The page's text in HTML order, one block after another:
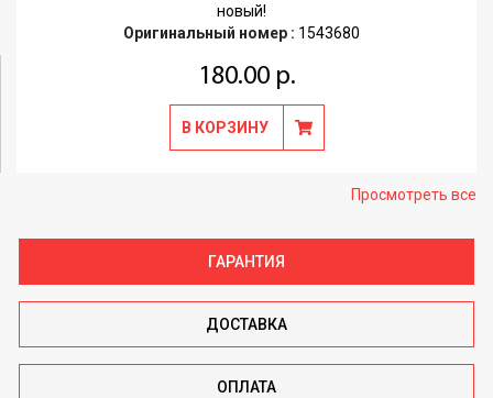
новый!
Оригинальный номер : 1543680
180.00 р.
В КОРЗИНУ
Просмотреть все
ГАРАНТИЯ
ДОСТАВКА
ОПЛАТА